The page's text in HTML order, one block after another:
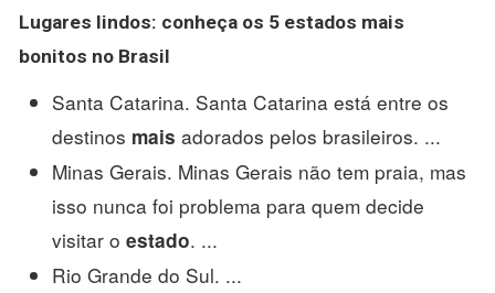
Lugares lindos: conheça os 5 estados mais
bonitos no Brasil
Santa Catarina. Santa Catarina está entre os
destinos mais adorados pelos brasileiros. ...
Minas Gerais. Minas Gerais não tem praia, mas
isso nunca foi problema para quem decide
visitar o estado. ...
Rio Grande do Sul. ...